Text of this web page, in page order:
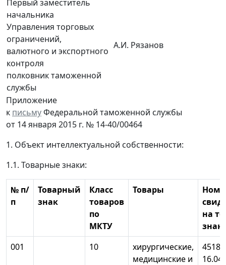
Первый заместитель
начальника
Управления торговых
ограничений,
валютного и экспортного
контроля
полковник таможенной
службы
А.И. Рязанов
Приложение
к письмуФедеральной таможенной службы
от 14 января 2015 г. № 14-40/00464
1. Объект интеллектуальной собственности:
1.1. Товарные знаки:
№ п/
п
Товарный
знак
Класс
товаров
по
МКТУ
Товары
на
знак
001
10
хирургические,
медицинские и